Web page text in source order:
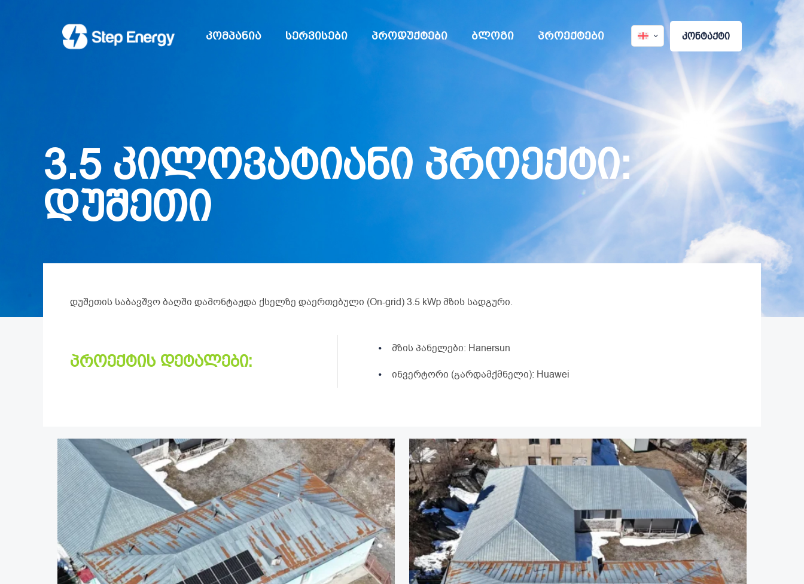
კომპანია სერვისები პროდუქტები ბლოგი პროექტები კონტაქტი
3.5 კილოვატიანი პროექტი:
დუშეთი
დუშეთის საბავშვო ბაღში დამონტაჟდა ქსელზე დაერთებული (On-grid) 3.5 kWp მზის სადგური.
პროექტის დეტალები:
მზის პანელები: Hanersun
ინვერტორი (გარდამქმნელი): Huawei